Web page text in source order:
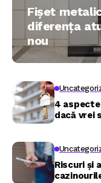
Fișet
diferența
nou
4 aspecte
dacă vrei
Riscuri și